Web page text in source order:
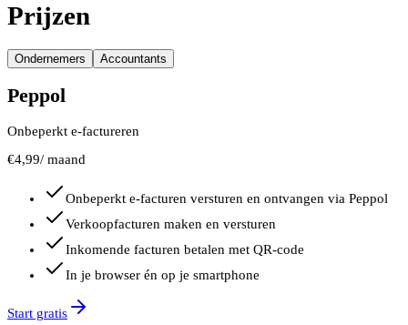
Prijzen
Ondernemers Accountants
Peppol
Onbeperkt e-factureren
€4,99/ maand
Onbeperkt e-facturen versturen en ontvangen via Peppol
Verkoopfacturen maken en versturen
Inkomende facturen betalen met QR-code
In je browser én op je smartphone
Start gratis